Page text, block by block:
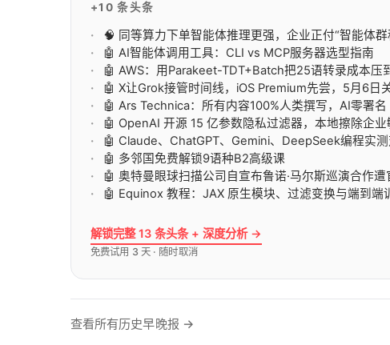
+10 条头条
🧠 同等算力下单智能体推理更强，企业正付“智能体群
🤖 AI智能体调用工具：CLI vs MCP服务器选型指南
🤖 AWS：用Parakeet-TDT+Batch把25语转录成本压
🤖 X让Grok接管时间线，iOS Premium先尝，5月6日
🤖 Ars Technica：所有内容100%人类撰写，AI零署名
🤖 OpenAI 开源 15 亿参数隐私过滤器，本地擦除企业
🤖 Claude、ChatGPT、Gemini、DeepSeek编程实
🤖 多邻国免费解锁9语种B2高级课
🤖 奥特曼眼球扫描公司自宣布鲁诺·马尔斯巡演合作遭
🤖 Equinox 教程：JAX 原生模块、过滤变换与端到端
解锁完整 13 条头条 + 深度分析 →
免费试用 3 天 · 随时取消
查看所有历史早晚报 →